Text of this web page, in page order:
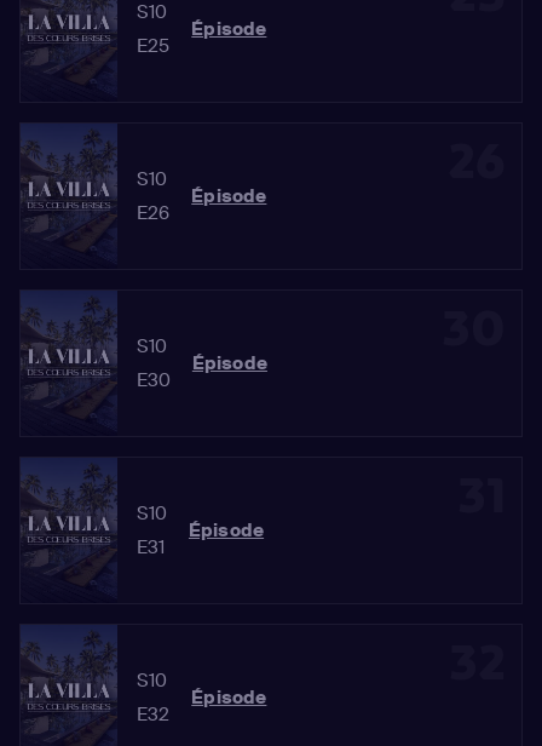
S10
E25
Épisode
S10
E26
Épisode
S10
E30
Épisode
S10
E31
Épisode
S10
E32
Épisode